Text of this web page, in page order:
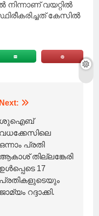
നിന്നാണ് വയറ്റിൽ
കേസിൽ
Next:
ശുഐബ്
വധക്കേസിലെ
ഒന്നാം പ്രതി
ആകാശ് തില്ലങ്കേരി
ഉൾപ്പെടെ 17
പ്രതികളുടെയും
ജാമ്യം റദ്ദാക്കി.